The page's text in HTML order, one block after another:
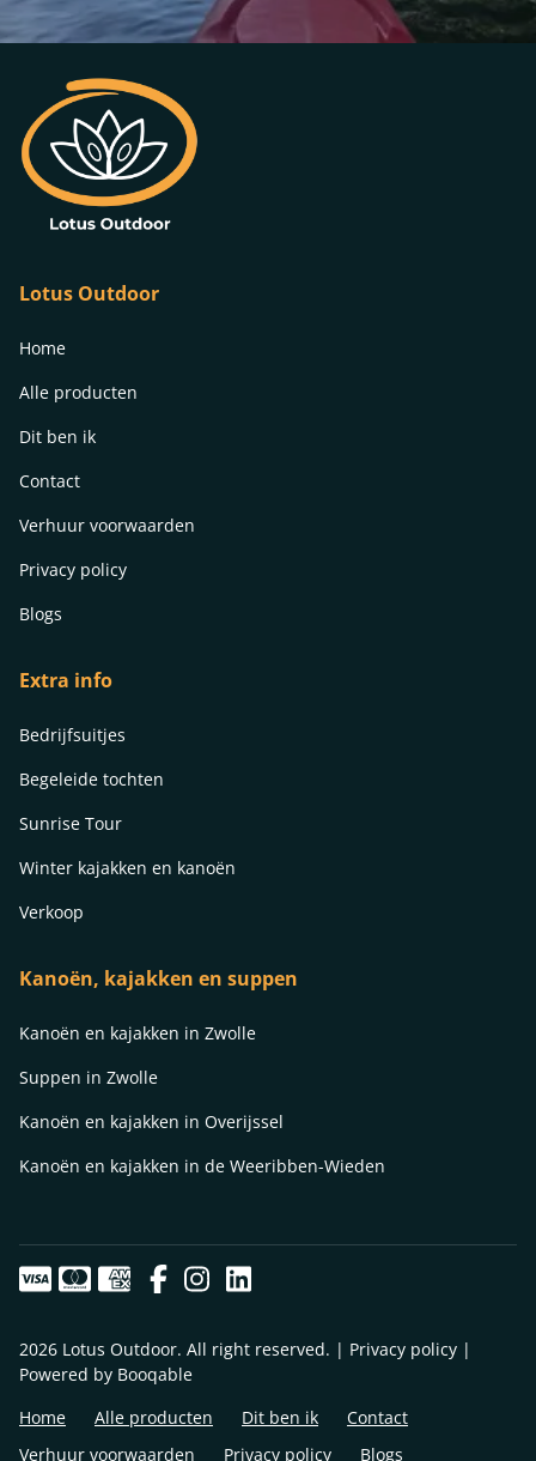
Lotus Outdoor
Home
Alle producten
Dit ben ik
Contact
Verhuur voorwaarden
Privacy policy
Blogs
Extra info
Bedrijfsuitjes
Begeleide tochten
Sunrise Tour
Winter kajakken en kanoën
Verkoop
Kanoën, kajakken en suppen
Kanoën en kajakken in Zwolle
Suppen in Zwolle
Kanoën en kajakken in Overijssel
Kanoën en kajakken in de Weeribben-Wieden
2026 Lotus Outdoor. All right reserved. | Privacy policy |
Powered by Booqable
Home
Alle producten Dit ben ik
Contact
Verhuur voorwaarden
Privacy policy Blogs